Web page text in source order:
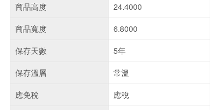
商品高度
24.4000
商品寬度
6.8000
保存天數
5年
保存溫層
常溫
應免稅
應稅